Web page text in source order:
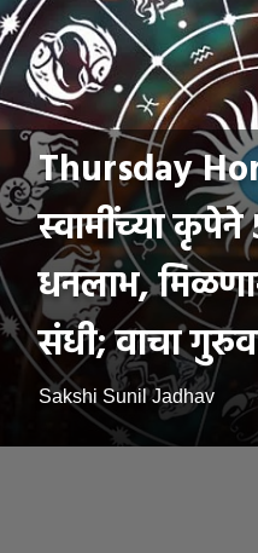
Thursday
स्वामींच्या कृपेने
धनलाभ,
संधी; वाचा
Sakshi Sunil Jadhav